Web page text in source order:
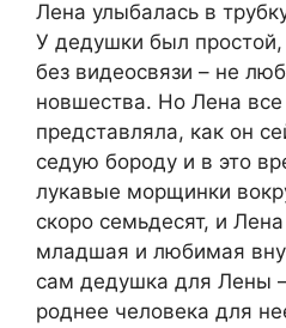
Лена улыбалась в
У дедушки был
без видеосвязи – не
новшества. Но Лена
представляла, как он
седую бороду и в это
лукавые морщинки
скоро семьдесят, и
младшая и любимая
сам дедушка для Лены
роднее человека для